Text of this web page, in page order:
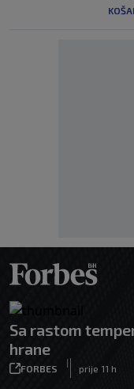
Sa rastom
hrane
FORBES
|
prije 11 h